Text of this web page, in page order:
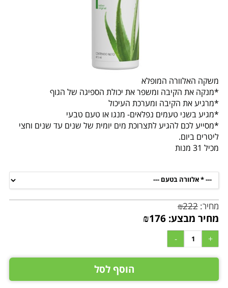
משקה האלוורה המופלא
*מנקה את הקיבה ומשפר את יכולת הספיגה של הגוף
*מרגיע את הקיבה ומערכת העיכול
*מגיע בשני טעמים נפלאים- מנגו או טעם טבעי
*מסייע לכם להגיע לתצרוכת מים יומית של שנים עד שנים וחצי
ליטרים ביום.
מכיל 31 מנות
מחיר: ₪222
מחיר מבצע: ₪176
הוסף לסל